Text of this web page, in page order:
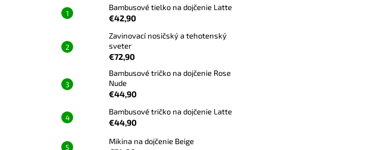
Bambusové tielko na dojčenie Latte
€42,90
Zavinovací nosičský a tehotenský
sveter
€72,90
Bambusové tričko na dojčenie Rose
Nude
€44,90
Bambusové tričko na dojčenie Latte
€44,90
Mikina na dojčenie Beige